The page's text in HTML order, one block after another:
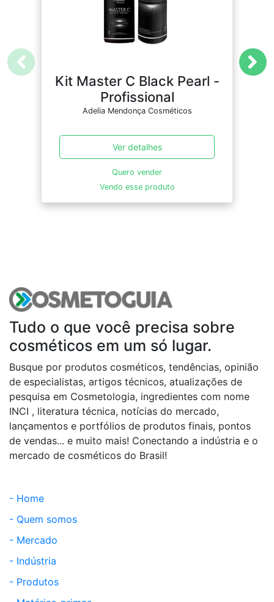
Kit Master C Black Pearl -
Profissional
Adelia Mendonça Cosméticos
Ver detalhes
Quero vender
Vendo esse produto
Tudo o que você precisa sobre
cosméticos em um só lugar.
Busque por produtos cosméticos, tendências, opinião
de especialistas, artigos técnicos, atualizações de
pesquisa em Cosmetologia, ingredientes com nome
INCI , literatura técnica, notícias do mercado,
lançamentos e portfólios de produtos finais, pontos
de vendas... e muito mais! Conectando a indústria e o
mercado de cosméticos do Brasil!
- Home
- Quem somos
- Mercado
- Indústria
- Produtos